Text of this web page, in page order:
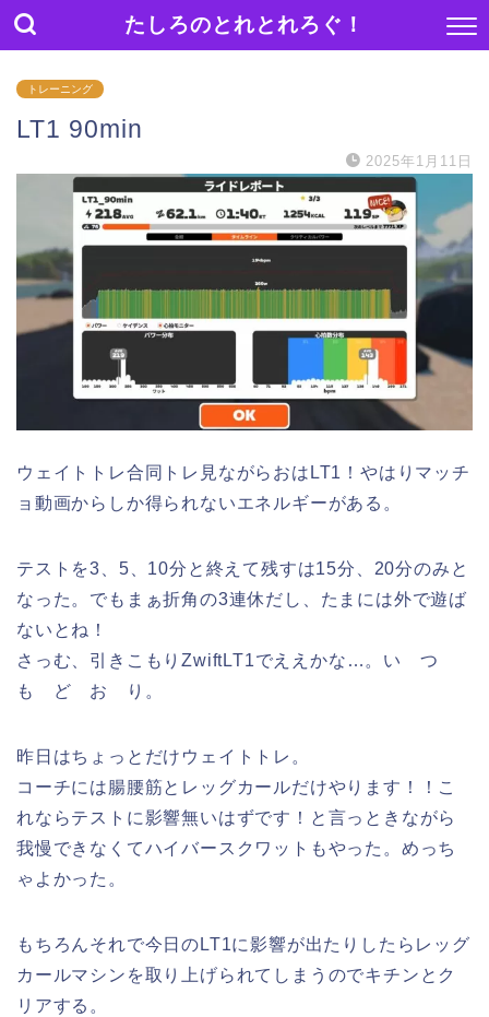
たしろのとれとれろぐ！
トレーニング
LT1 90min
2025年1月11日
ウェイトトレ合同トレ見ながらおはLT1！やはりマッチ
ョ動画からしか得られないエネルギーがある。
テストを3、5、10分と終えて残すは15分、20分のみと
なった。でもまぁ折角の3連休だし、たまには外で遊ば
ないとね！
さっむ、引きこもりZwiftLT1でええかな…。い つ
も ど お り。
昨日はちょっとだけウェイトトレ。
コーチには腸腰筋とレッグカールだけやります！！こ
れならテストに影響無いはずです！と言っときながら
我慢できなくてハイバースクワットもやった。めっち
ゃよかった。
もちろんそれで今日のLT1に影響が出たりしたらレッグ
カールマシンを取り上げられてしまうのでキチンとク
リアする。